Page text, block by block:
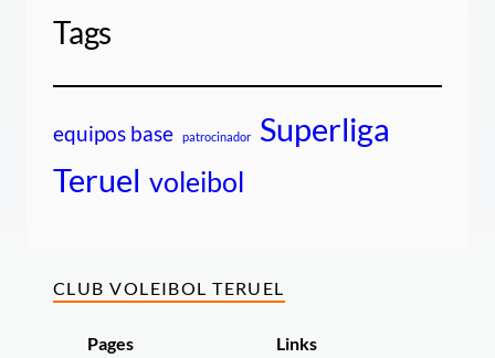
Tags
equipos base patrocinador Superliga
Teruel voleibol
CLUB VOLEIBOL TERUEL
Pages
Links